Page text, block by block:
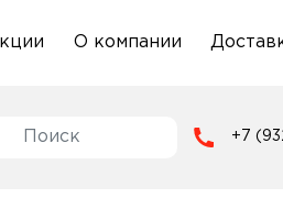
О компании
+7